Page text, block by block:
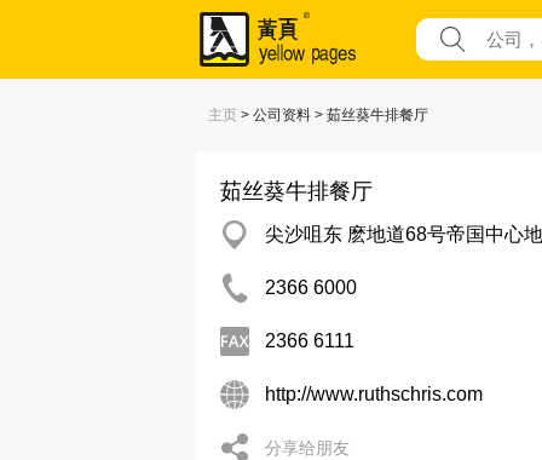
主页 > 公司资料 > 茹丝葵牛排餐厅
茹丝葵牛排餐厅
尖沙咀东 麽地道68号帝国中心
2366 6000
2366 6111
http://www.ruthschris.com
分享给朋友